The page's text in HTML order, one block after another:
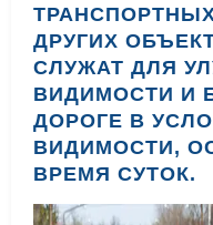
ДРУГИХ
СЛУЖАТ ДЛЯ
ВИДИМОСТИ И
ДОРОГЕ В
ВИДИМОСТИ,
ВРЕМЯ СУТОК.